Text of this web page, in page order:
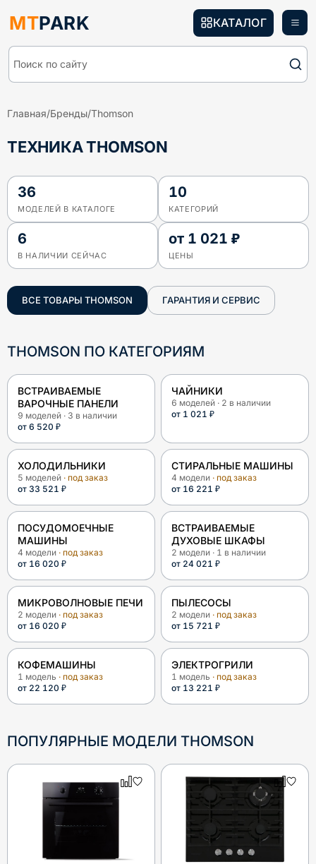
MTPARK
Поиск по сайту
КАТАЛОГ
Главная/Бренды/Thomson
ТЕХНИКА THOMSON
36
МОДЕЛЕЙ В КАТАЛОГЕ
10
КАТЕГОРИЙ
6
В НАЛИЧИИ СЕЙЧАС
от 1 021 ₽
ЦЕНЫ
ВСЕ ТОВАРЫ THOMSON ГАРАНТИЯ И СЕРВИС
THOMSON ПО КАТЕГОРИЯМ
ВСТРАИВАЕМЫЕ
ВАРОЧНЫЕ ПАНЕЛИ
9 моделей · 3 в наличии
от 6 520 ₽
ЧАЙНИКИ
6 моделей · 2 в наличии
от 1 021 ₽
ХОЛОДИЛЬНИКИ
5 моделей · под заказ
от 33 521 ₽
СТИРАЛЬНЫЕ МАШИНЫ
4 модели · под заказ
от 16 221 ₽
ПОСУДОМОЕЧНЫЕ
МАШИНЫ
4 модели · под заказ
от 16 020 ₽
ВСТРАИВАЕМЫЕ
ДУХОВЫЕ ШКАФЫ
2 модели · 1 в наличии
от 24 021 ₽
МИКРОВОЛНОВЫЕ ПЕЧИ
2 модели · под заказ
от 16 020 ₽
ПЫЛЕСОСЫ
2 модели · под заказ
от 15 721 ₽
КОФЕМАШИНЫ
1 модель · под заказ
от 22 120 ₽
ЭЛЕКТРОГРИЛИ
1 модель · под заказ
от 13 221 ₽
ПОПУЛЯРНЫЕ МОДЕЛИ THOMSON